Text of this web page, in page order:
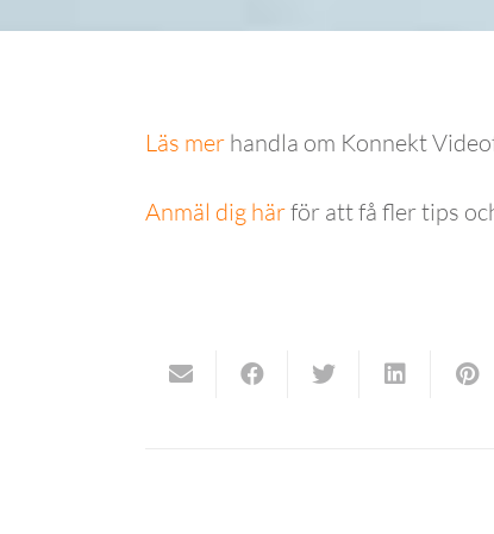
Läs mer handla om Konnekt
Anmäl dig härför att få fler tips